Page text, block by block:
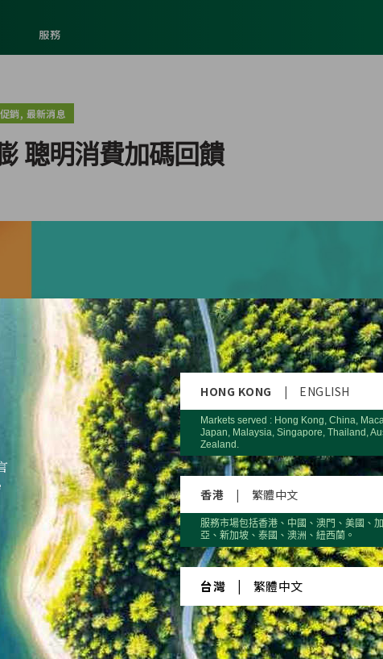
服務
促銷, 最新消息
聰明消費加碼回饋
HONG KONG | ENGLISH
Markets served : Hong Kong, China,
Japan, Malaysia, Singapore, Thailand,
Zealand.
香港 | 繁體中文
服務市場包括香港、中國、澳門、美國、
亞、新加坡、泰國、澳洲、紐西蘭。
台灣 | 繁體中文